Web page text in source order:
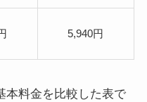
5,940円
本料金を比較した表で